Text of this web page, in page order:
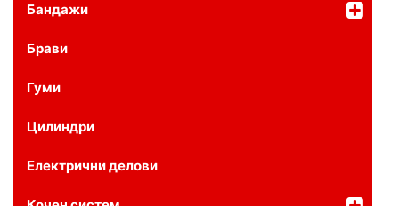
Бандажи
Брави
Гуми
Цилиндри
Електрични делови